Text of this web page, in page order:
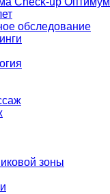
обследование
зоны